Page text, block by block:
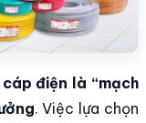
cáp điện là “mạch
. Việc lựa chọn